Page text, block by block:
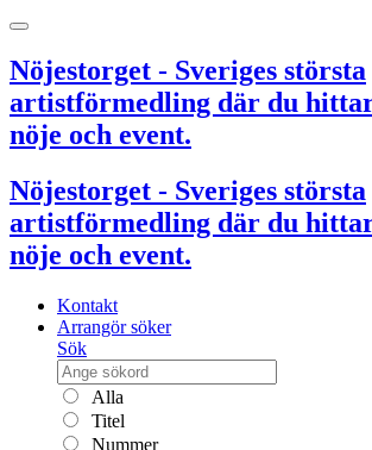
Nöjestorget - Sveriges största
artistförmedling där du
nöje och event.
Nöjestorget - Sveriges största
artistförmedling där du
nöje och event.
Kontakt
Arrangör söker
Sök
Alla
Titel
Nummer